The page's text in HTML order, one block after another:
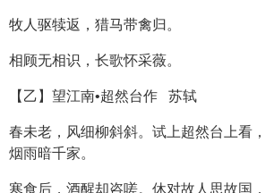
牧人驱犊返，猎马带禽归。
相顾无相识，长歌怀采薇。
【乙】望江南•超然台作 苏轼
春未老，风细柳斜斜。试上超然台上看
烟雨暗千家。
寒食后，酒醒却咨嗟。休对故人思故国